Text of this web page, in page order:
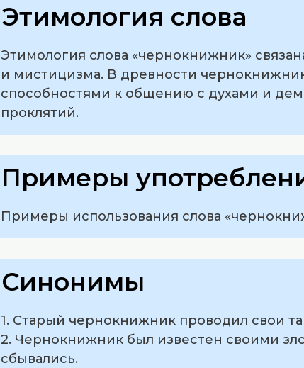
Этимология слова
Этимология слова «чернокнижник»
и мистицизма. В древности
способностями к общению с духами и
проклятий.
Примеры
Примеры использования слова
Синонимы
1. Старый чернокнижник проводил свои
2. Чернокнижник был известен своими
сбывались.